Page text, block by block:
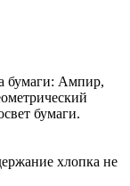
бумаги: Ампир,
бумаги.
хлопка не